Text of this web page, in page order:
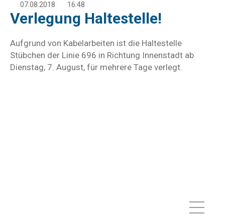
07.08.2018 16:48
Verlegung Haltestelle!
Aufgrund von Kabelarbeiten ist die Haltestelle
Stübchen der Linie 696 in Richtung Innenstadt ab
Dienstag, 7. August, für mehrere Tage verlegt.